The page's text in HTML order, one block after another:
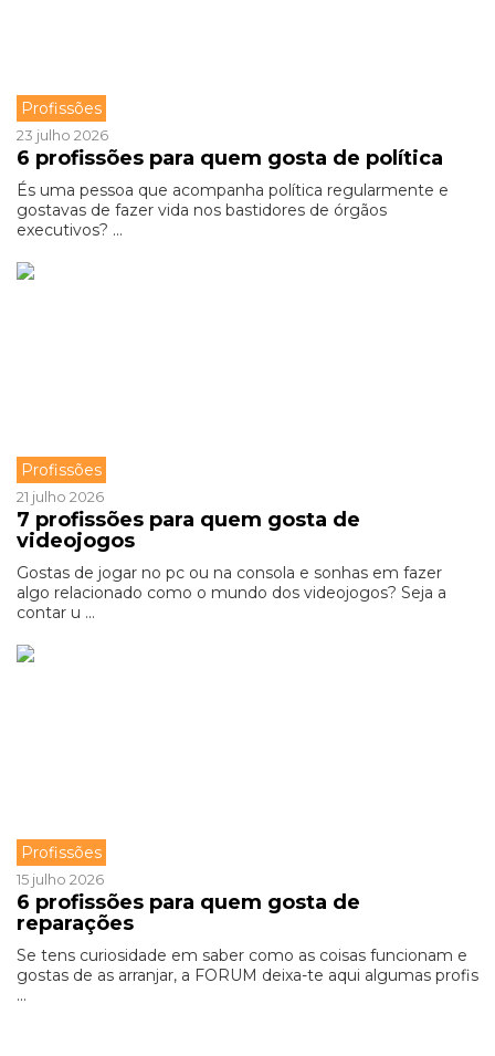
Profissões
23 julho 2026
6 profissões para quem gosta de política
És uma pessoa que acompanha política regularmente e
gostavas de fazer vida nos bastidores de órgãos
executivos? ...
Profissões
21 julho 2026
7 profissões para quem gosta de
videojogos
Gostas de jogar no pc ou na consola e sonhas em fazer
algo relacionado como o mundo dos videojogos? Seja a
contar u ...
Profissões
15 julho 2026
6 profissões para quem gosta de
reparações
Se tens curiosidade em saber como as coisas funcionam e
gostas de as arranjar, a FORUM deixa-te aqui algumas profis
...